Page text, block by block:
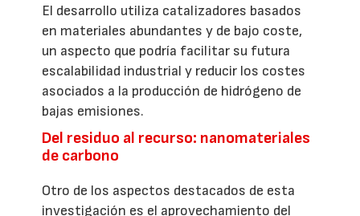
El desarrollo utiliza catalizadores basados
en materiales abundantes y de bajo coste,
un aspecto que podría facilitar su futura
escalabilidad industrial y reducir los costes
asociados a la producción de hidrógeno de
bajas emisiones.
Del residuo al recurso: nanomateriales
de carbono
Otro de los aspectos destacados de esta
investigación es el aprovechamiento del